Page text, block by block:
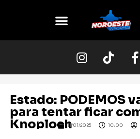
Estado: PODEMOS
para tentar ficar
Knoploch11/01/2025 10:00